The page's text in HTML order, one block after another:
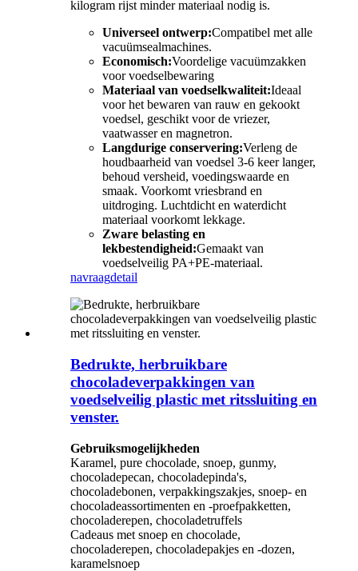
kilogram rijst minder materiaal nodig is.
Universeel ontwerp:Compatibel met alle
vacuümsealmachines.
Economisch:Voordelige vacuümzakken
voor voedselbewaring
Materiaal van voedselkwaliteit:Ideaal
voor het bewaren van rauw en gekookt
voedsel, geschikt voor de vriezer,
vaatwasser en magnetron.
Langdurige conservering:Verleng de
houdbaarheid van voedsel 3-6 keer langer,
behoud versheid, voedingswaarde en
smaak. Voorkomt vriesbrand en
uitdroging. Luchtdicht en waterdicht
materiaal voorkomt lekkage.
Zware belasting en
lekbestendigheid:Gemaakt van
voedselveilig PA+PE-materiaal.
navraagdetail
Bedrukte, herbruikbare
chocoladeverpakkingen van
voedselveilig plastic met ritssluiting en
venster.
Gebruiksmogelijkheden
Karamel, pure chocolade, snoep, gunmy,
chocoladepecan, chocoladepinda's,
chocoladebonen, verpakkingszakjes, snoep- en
chocoladeassortimenten en -proefpakketten,
chocoladerepen, chocoladetruffels
Cadeaus met snoep en chocolade,
chocoladerepen, chocoladepakjes en -dozen,
karamelsnoep